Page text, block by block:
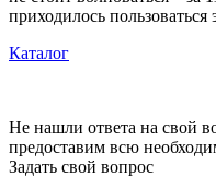
приходилось
Каталог
Не нашли ответа на свой
предоставим всю
Задать свой вопрос